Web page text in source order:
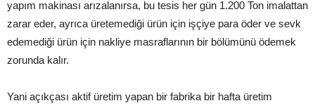
yapım makinası arızalanırsa, bu tesis her gün 1.200 Ton imalattan
zarar eder, ayrıca üretemediği ürün için işçiye para öder ve sevk
edemediği ürün için nakliye masraflarının bir bölümünü ödemek
zorunda kalır.
Yani açıkçası aktif üretim yapan bir fabrika bir hafta üretim